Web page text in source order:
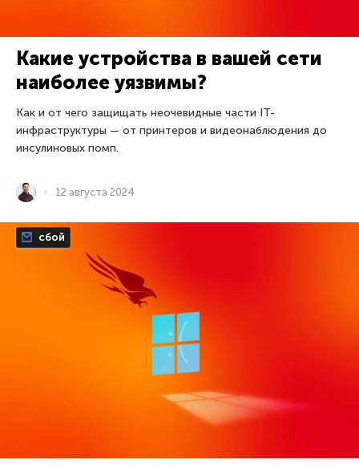
Какие устройства в вашей сети
наиболее уязвимы?
Как и от чего защищать неочевидные части IT-
инфраструктуры — от принтеров и видеонаблюдения до
инсулиновых помп.
12 августа 2024
сбой